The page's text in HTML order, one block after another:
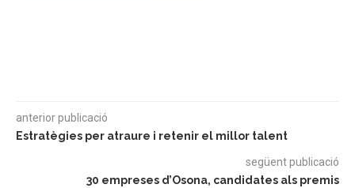
anterior publicació
Estratègies per atraure i retenir el millor talent
següent publicació
30 empreses d’Osona, candidates als premis